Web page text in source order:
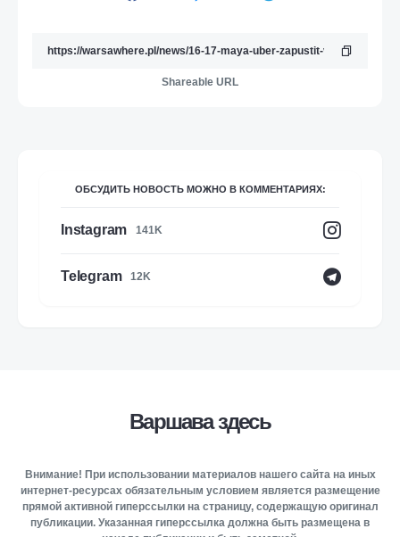
Shareable URL
ОБСУДИТЬ НОВОСТЬ МОЖНО В КОММЕНТАРИЯХ:
Instagram 141K
Telegram 12K
Варшава здесь
Внимание! При использовании материалов нашего сайта на иных
интернет-ресурсах обязательным условием является размещение
прямой активной гиперссылки на страницу, содержащую оригинал
публикации. Указанная гиперссылка должна быть размещена в